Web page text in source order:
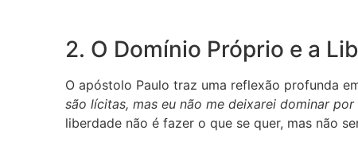
2. O Domínio Próprio e a
O apóstolo Paulo traz uma reflexão profunda
são lícitas, mas eu não me deixarei dominar por
liberdade não é fazer o que se quer, mas não